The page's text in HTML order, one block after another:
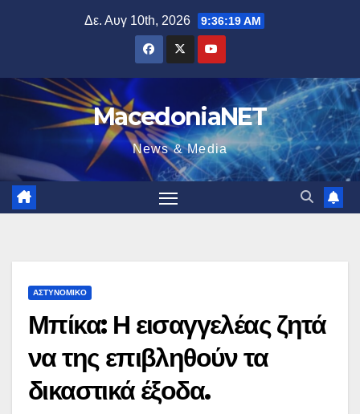
Δε. Αυγ 10th, 2026 9:36:20 AM
MacedoniaNET
News & Media
ΑΣΤΥΝΟΜΙΚΌ
Μπίκα: Η εισαγγελέας ζητά
να της επιβληθούν τα
δικαστικά έξοδα.